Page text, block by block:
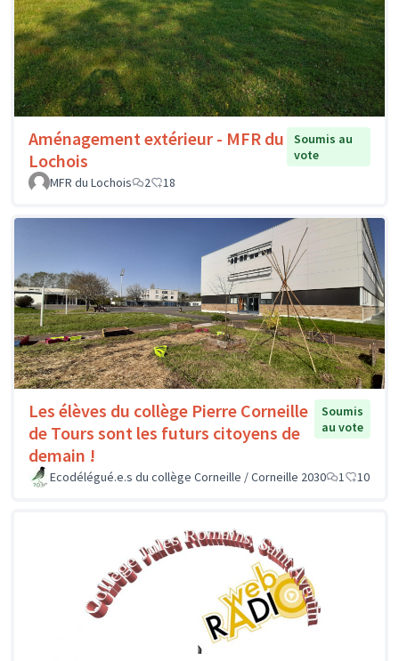
Aménagement extérieur - MFR du
Lochois
Soumis au
vote
MFR du Lochois
2 18
Les élèves du collège Pierre Corneille
de Tours sont les futurs citoyens de
demain !
Soumis
au vote
Ecodélégué.e.s du collège Corneille / Corneille 2030 1 10